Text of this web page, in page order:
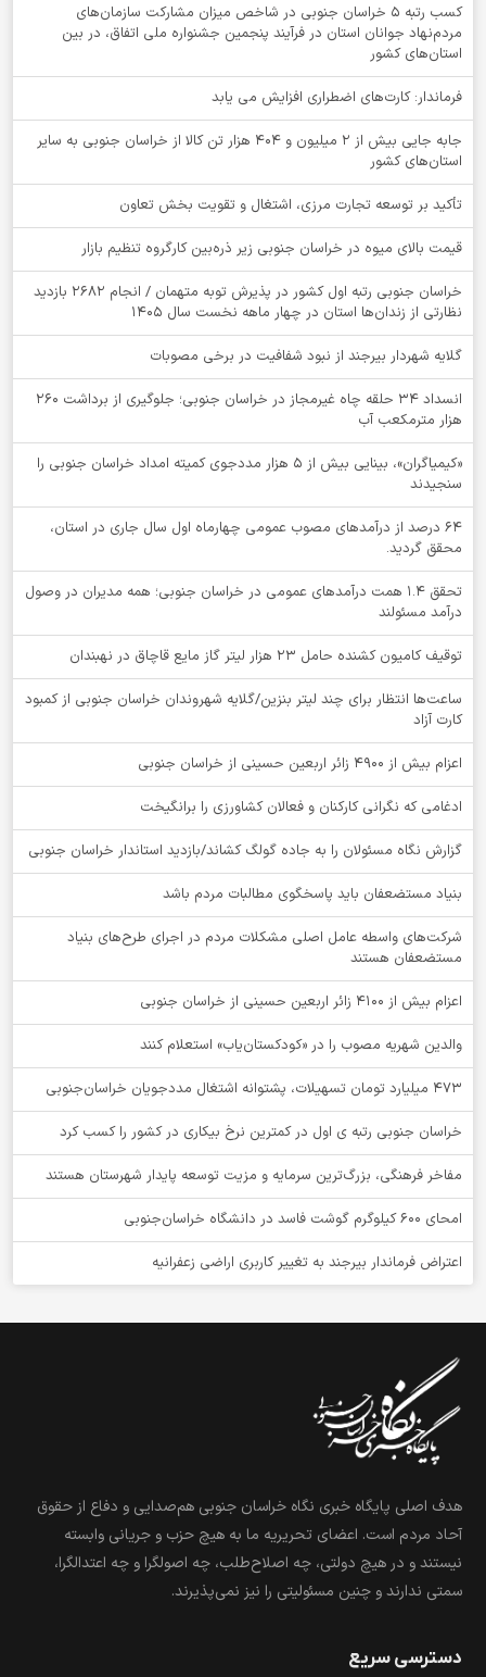
کسب رتبه ۵ خراسان جنوبی در شاخص میزان مشارکت سازمان‌های
مردم‌نهاد جوانان استان در فرآیند پنجمین جشنواره ملی اتفاق، در بین
استان‌های کشور
فرماندار: کارت‌های اضطراری افزایش می یابد
جابه جایی بیش از 2 میلیون و 404 هزار تن کالا از خراسان جنوبی به سایر
استان‌های کشور
تأکید بر توسعه تجارت مرزی، اشتغال و تقویت بخش تعاون
قیمت بالای میوه در خراسان جنوبی زیر ذره‌بین کارگروه تنظیم بازار
خراسان جنوبی رتبه اول کشور در پذیرش توبه متهمان / انجام ۲۶۸۲ بازدید
نظارتی از زندان‌ها استان در چهار ماهه نخست سال 1405
گلایه شهردار بیرجند از نبود شفافیت در برخی مصوبات
انسداد ۳۴ حلقه چاه غیرمجاز در خراسان جنوبی؛ جلوگیری از برداشت ۲۶۰
هزار مترمکعب آب
«کیمیاگران»، بینایی بیش از ۵ هزار مددجوی کمیته امداد خراسان جنوبی را
سنجیدند
64 درصد از درآمدهای مصوب عمومی چهارماه اول سال جاری در استان،
محقق گردید.
تحقق ۱.۴ همت درآمدهای عمومی در خراسان جنوبی؛ همه مدیران در وصول
درآمد مسئولند
توقيف کامیون کشنده حامل 23 هزار لیتر گاز مایع قاچاق در نهبندان
ساعت‌ها انتظار برای چند لیتر بنزین/گلایه شهروندان خراسان جنوبی از کمبود
کارت آزاد
اعزام بیش از 4900 زائر اربعین حسینی از خراسان جنوبی
ادغامی که نگرانی کارکنان و فعالان کشاورزی را برانگیخت
گزارش نگاه مسئولان را به جاده گولگ کشاند/بازدید استاندار خراسان جنوبی
بنیاد مستضعفان باید پاسخگوی مطالبات مردم باشد
شرکت‌های واسطه عامل اصلی مشکلات مردم در اجرای طرح‌های بنیاد
مستضعفان هستند
اعزام بیش از 4100 زائر اربعین حسینی از خراسان جنوبی
والدین شهریه مصوب را در «کودکستان‌یاب» استعلام کنند
۴۷۳ میلیارد تومان تسهیلات، پشتوانه اشتغال مددجویان خراسان‌جنوبی
خراسان جنوبی رتبه ی اول در کمترین نرخ بیکاری در کشور را کسب کرد
مفاخر فرهنگی، بزرگ‌ترین سرمایه و مزیت توسعه پایدار شهرستان هستند
امحای ۶۰۰ کیلوگرم گوشت فاسد در دانشگاه خراسان‌جنوبی
اعتراض فرماندار بیرجند به تغییر کاربری اراضی زعفرانیه
هدف اصلی پایگاه خبری نگاه خراسان جنوبی هم‌صدایی و دفاع از حقوق
آحاد مردم است. اعضای تحریریه ما به هیچ حزب و جریانی وابسته
نیستند و در هیچ دولتی، چه اصلاح‌طلب، چه اصولگرا و چه اعتدالگرا،
سمتی ندارند و چنین مسئولیتی را نیز نمی‌پذیرند.
دسترسی سریع